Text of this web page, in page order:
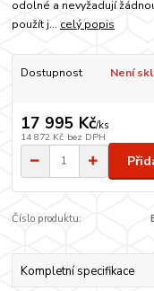
odolné a nevyžadují
použít j... celý popis
Dostupnost Není
17 995 Kč/ks
14 872 Kč bez DPH
Číslo produktu:
Kompletní specifikace